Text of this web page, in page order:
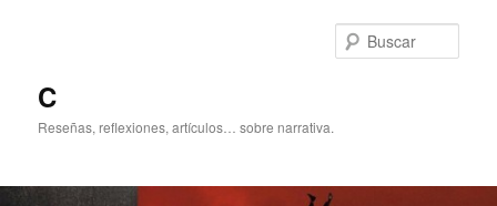
C
Reseñas, reflexiones, artículos… sobre narrativa.